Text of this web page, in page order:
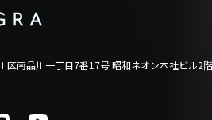
区南品川一丁目7番17号昭和ネオン本社ビル2階